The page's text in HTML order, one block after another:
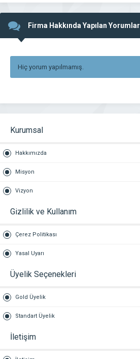
Firma Hakkında Yapılan Yorumlar
Hiç yorum yapılmamış.
Kurumsal
Hakkımızda
Misyon
Vizyon
Gizlilik ve Kullanım
Çerez Politikası
Yasal Uyarı
Üyelik Seçenekleri
Gold Üyelik
Standart Üyelik
İletişim